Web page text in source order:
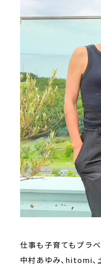
仕事も子育てもプラ
中村あゆみ、hitomi、